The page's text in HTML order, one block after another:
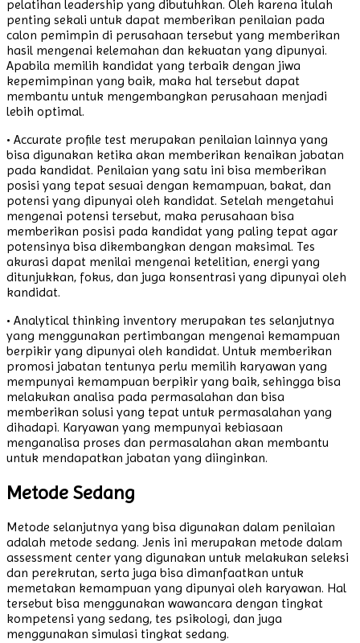
pelatihan leadership yang dibutuhkan. Oleh karena itulah
penting sekali untuk dapat memberikan penilaian pada
calon pemimpin di perusahaan tersebut yang memberikan
hasil mengenai kelemahan dan kekuatan yang dipunyai.
Apabila memilih kandidat yang terbaik dengan jiwa
kepemimpinan yang baik, maka hal tersebut dapat
membantu untuk mengembangkan perusahaan menjadi
lebih optimal.
• Accurate profile test merupakan penilaian lainnya yang
bisa digunakan ketika akan memberikan kenaikan jabatan
pada kandidat. Penilaian yang satu ini bisa memberikan
posisi yang tepat sesuai dengan kemampuan, bakat, dan
potensi yang dipunyai oleh kandidat. Setelah mengetahui
mengenai potensi tersebut, maka perusahaan bisa
memberikan posisi pada kandidat yang paling tepat agar
potensinya bisa dikembangkan dengan maksimal. Tes
akurasi dapat menilai mengenai ketelitian, energi yang
ditunjukkan, fokus, dan juga konsentrasi yang dipunyai oleh
kandidat.
• Analytical thinking inventory merupakan tes selanjutnya
yang menggunakan pertimbangan mengenai kemampuan
berpikir yang dipunyai oleh kandidat. Untuk memberikan
promosi jabatan tentunya perlu memilih karyawan yang
mempunyai kemampuan berpikir yang baik, sehingga bisa
melakukan analisa pada permasalahan dan bisa
memberikan solusi yang tepat untuk permasalahan yang
dihadapi. Karyawan yang mempunyai kebiasaan
menganalisa proses dan permasalahan akan membantu
untuk mendapatkan jabatan yang diinginkan.
Metode Sedang
Metode selanjutnya yang bisa digunakan dalam penilaian
adalah metode sedang. Jenis ini merupakan metode dalam
assessment center yang digunakan untuk melakukan seleksi
dan perekrutan, serta juga bisa dimanfaatkan untuk
memetakan kemampuan yang dipunyai oleh karyawan. Hal
tersebut bisa menggunakan wawancara dengan tingkat
kompetensi yang sedang, tes psikologi, dan juga
menggunakan simulasi tingkat sedang.